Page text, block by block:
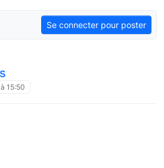
Se connecter pour poster
15:50